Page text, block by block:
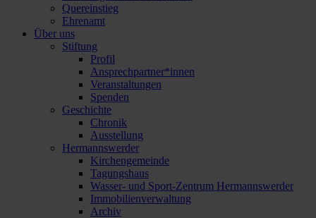
Quereinstieg
Ehrenamt
Über uns
Stiftung
Profil
Ansprechpartner*innen
Veranstaltungen
Spenden
Geschichte
Chronik
Ausstellung
Hermannswerder
Kirchengemeinde
Tagungshaus
Wasser- und Sport-Zentrum Hermannswerder
Immobilienverwaltung
Archiv